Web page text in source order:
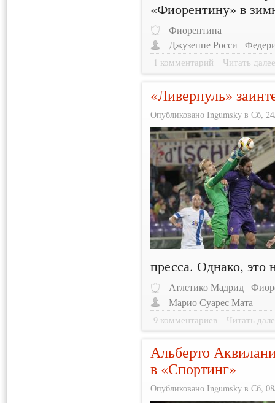
«Фиорентину» в
Фиорентина
Джузеппе Росси
1 комментарий Читать
«Ливерпуль»
Опубликовано Ingumsky в Сб,
пресса. Однако, это
Атлетико Мадрид
Марио Суарес Мата
9 комментариев Читать
Альберто
в «Спортинг»
Опубликовано Ingumsky в Сб,